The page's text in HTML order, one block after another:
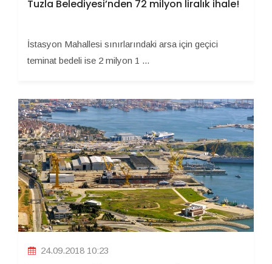
Tuzla Belediyesi’nden 72 milyon liralık ihale!
İstasyon Mahallesi sınırlarındaki arsa için geçici
teminat bedeli ise 2 milyon 1 ...
24.09.2018 10:23